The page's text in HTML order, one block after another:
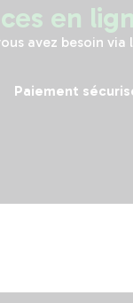
en
avez besoin via
Paiement